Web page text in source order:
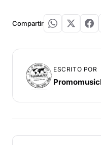
Compartir
ESCRITO POR